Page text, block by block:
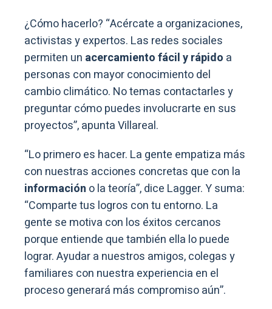
¿Cómo hacerlo? “Acércate a organizaciones,
activistas y expertos. Las redes sociales
permiten un acercamiento fácil y rápido a
personas con mayor conocimiento del
cambio climático. No temas contactarles y
preguntar cómo puedes involucrarte en sus
proyectos”, apunta Villareal.
“Lo primero es hacer. La gente empatiza más
con nuestras acciones concretas que con la
información o la teoría”, dice Lagger. Y suma:
“Comparte tus logros con tu entorno. La
gente se motiva con los éxitos cercanos
porque entiende que también ella lo puede
lograr. Ayudar a nuestros amigos, colegas y
familiares con nuestra experiencia en el
proceso generará más compromiso aún”.